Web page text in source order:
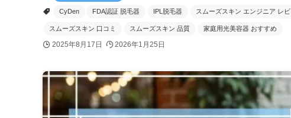
CyDen FDA認証 脱毛器 IPL脱毛器 スムーズスキン エンジニア レ
スムーズスキン 口コミ スムーズスキン 品質 家庭用光美容器 おすすめ
2025年8月17日 2026年1月25日